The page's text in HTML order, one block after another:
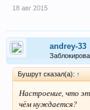
18 авг 2015
andrey-33
Бушрут сказал(а): ↑
Настроение, что
чём нуждается?